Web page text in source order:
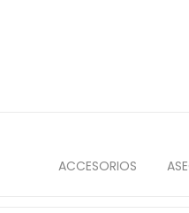
ACCESORIOS